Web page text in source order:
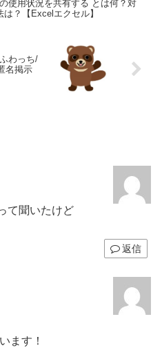
使用状況を共有する とは何？対
は？【Excelエクセル】
わっち/
名掲示
て聞いたけど
返信
ます！